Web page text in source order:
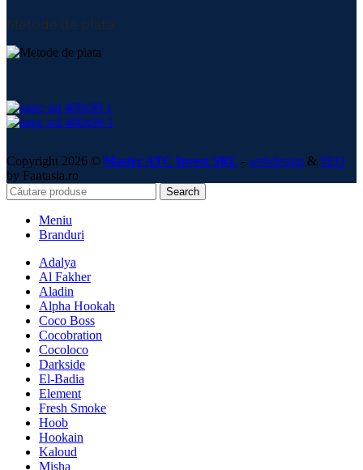
Metode de plată:
Copyright 2026 © Master ATC Invest SRL - webdesign & SEO
by Fantasia.ro
Search
Meniu
Branduri
Adalya
Al Fakher
Aladin
Alpha Hookah
Coco Boss
Cocobration
Cocoloco
Darkside
El-Badia
Element
Fresh Smoke
Hoob
Hookain
Kaloud
Misha